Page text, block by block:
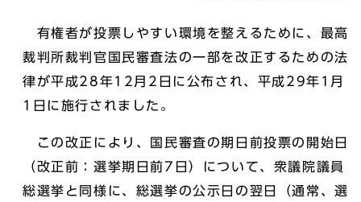
有権者が投票しやすい環境を整えるために、最高
裁判所裁判官国民審査法の一部を改正するための法
律が平成28年12月2日に公布され、平成29年1月
1日に施行されました。
この改正により、国民審査の期日前投票の開始日
（改正前：選挙期日前7日）について、衆議院議員
総選挙と同様に、総選挙の公示日の翌日（通常、選